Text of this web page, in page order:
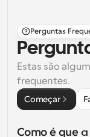
Perguntas
Estas são
frequentes.
Começar
Como é que